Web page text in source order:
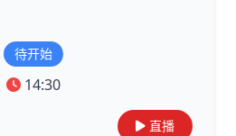
待开始
14:30
直播